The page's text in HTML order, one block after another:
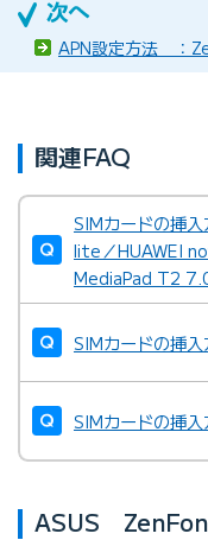
APN設定方法 ：
関連FAQ
SIMカードの挿
lite／HUAWEI
MediaPad T2
SIMカードの挿
SIMカードの挿
ASUS